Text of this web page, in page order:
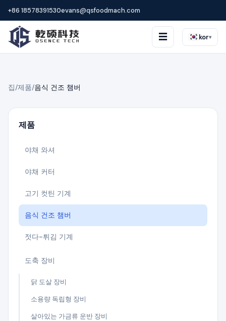
+86 18578391530evans@qsfoodmach.com
☰ kor▾
집/제품/음식 건조 챔버
제품
야채 와셔
야채 커터
고기 컷틴 기계
음식 건조 챔버
젓다-튀김 기계
도축 장비
닭 도살 장비
소용량 독립형 장비
살아있는 가금류 운반 장비